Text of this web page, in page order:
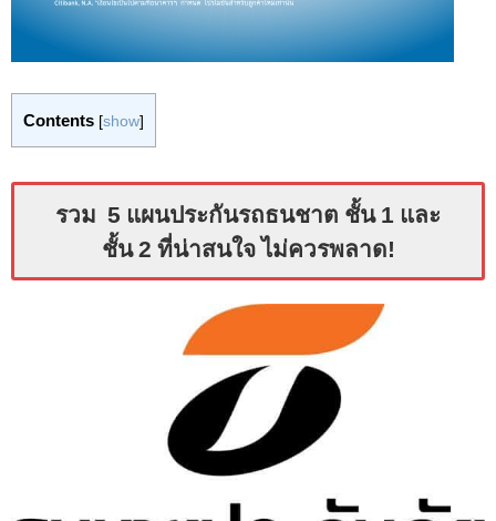
Contents [show]
รวม 5 แผนประกันรถธนชาต ชั้น 1 และ
ชั้น 2 ที่น่าสนใจ ไม่ควรพลาด!